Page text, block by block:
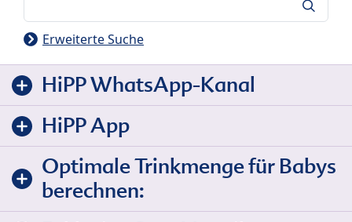
Erweiterte Suche
HiPP WhatsApp-Kanal
HiPP App
Optimale Trinkmenge für Babys
berechnen: